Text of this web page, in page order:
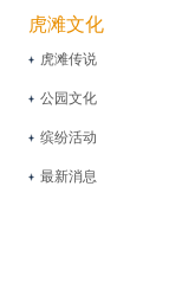
虎滩文化
虎滩传说
公园文化
缤纷活动
最新消息